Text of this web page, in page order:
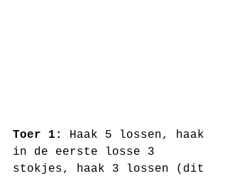
Toer 1:
Haak 5 lossen, haak
in de eerste losse 3
stokjes, haak 3 lossen (dit